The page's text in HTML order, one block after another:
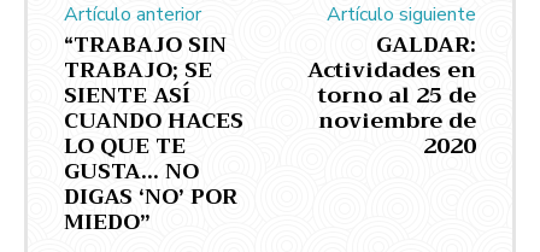
Artículo anterior
“TRABAJO SIN
TRABAJO; SE
SIENTE ASÍ
CUANDO HACES
LO QUE TE
GUSTA… NO
DIGAS ‘NO’ POR
MIEDO”
Artículo siguiente
GALDAR:
Actividades en
torno al 25 de
noviembre de
2020